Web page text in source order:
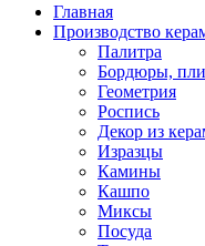
Главная
Производство
Палитра
Бордюры,
Геометрия
Роспись
Декор из
Изразцы
Камины
Кашпо
Миксы
Посуда